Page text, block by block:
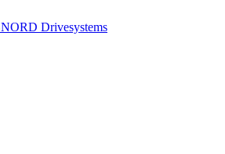
NORD Drivesystems